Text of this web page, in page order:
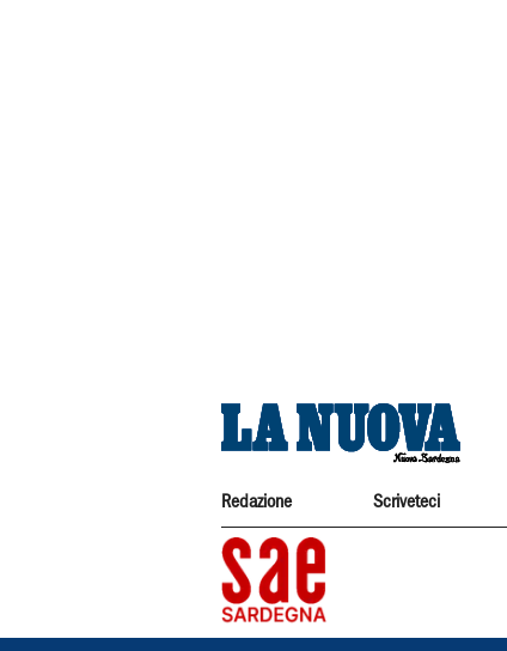
Redazione Scriveteci